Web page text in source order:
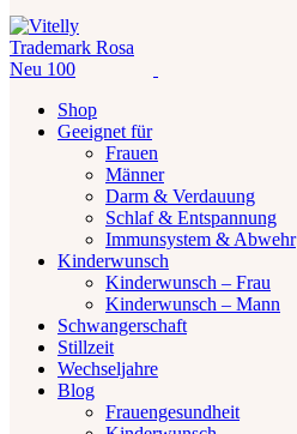
Shop
Geeignet für
Frauen
Männer
Darm & Verdauung
Schlaf & Entspannung
Immunsystem & Abwehr
Kinderwunsch
Kinderwunsch – Frau
Kinderwunsch – Mann
Schwangerschaft
Stillzeit
Wechseljahre
Blog
Frauengesundheit